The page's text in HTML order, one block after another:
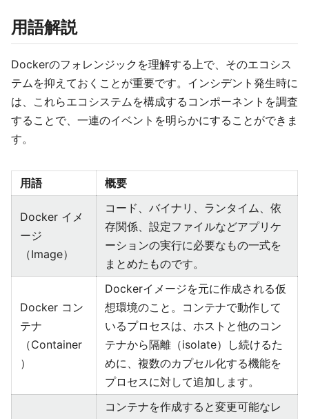
用語解説
Dockerのフォレンジックを理解する上で、そのエコシス
テムを抑えておくことが重要です。インシデント発生時に
は、これらエコシステムを構成するコンポーネントを調査
することで、一連のイベントを明らかにすることができま
す。
用語 概要
Docker イメ
ージ
（Image）
コード、バイナリ、ランタイム、依
存関係、設定ファイルなどアプリケ
ーションの実行に必要なもの一式を
まとめたものです。
Docker コン
テナ
（Container
）
Dockerイメージを元に作成される仮
想環境のこと。コンテナで動作して
いるプロセスは、ホストと他のコン
テナから隔離（isolate）し続けるた
めに、複数のカプセル化する機能を
プロセスに対して追加します。
コンテナを作成すると変更可能なレ